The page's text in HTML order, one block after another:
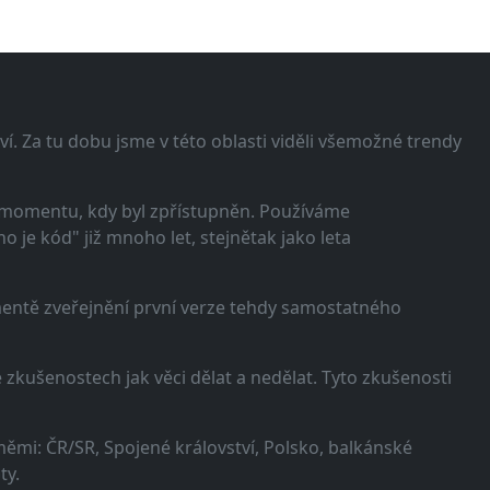
Za tu dobu jsme v této oblasti viděli všemožné trendy
kdy byl zpřístupněn. Používáme
je kód" již mnoho let, stejnětak jako leta
zveřejnění první verze tehdy samostatného
jak věci dělat a nedělat. Tyto zkušenosti
ČR/SR, Spojené království, Polsko, balkánské